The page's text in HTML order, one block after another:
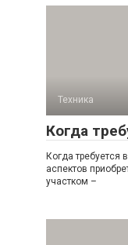
Техника
Когда
Когда требуется
аспектов
участком –